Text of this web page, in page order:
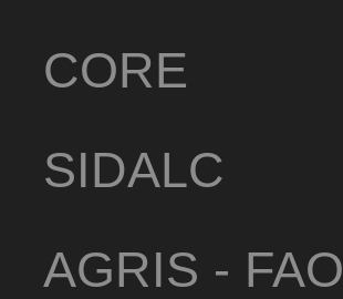
CORE
SIDALC
AGRIS - FAO